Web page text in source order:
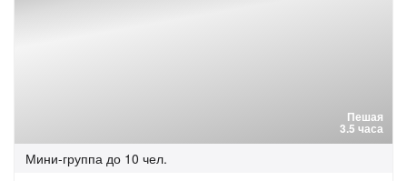
Пешая
3.5 часа
Мини-группа до 10 чел.